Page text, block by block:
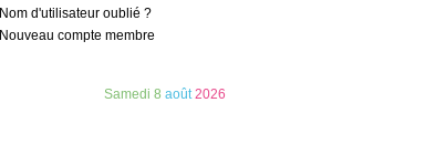
Nom d'utilisateur oublié ?
Nouveau compte membre
Samedi 8 août2026